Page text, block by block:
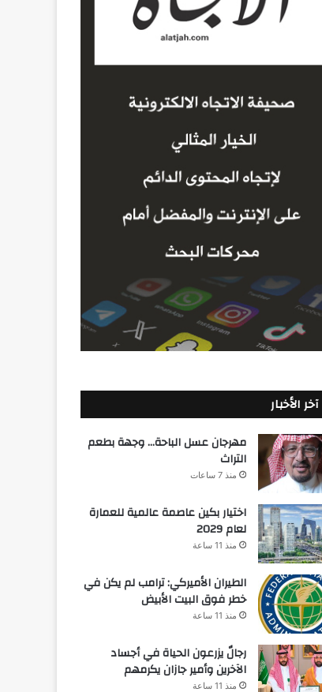
آخر الأخبار
مهرجان عسل الباحة… وجهة بطعم
التراث
منذ 7 ساعات
اختيار بكين عاصمة عالمية للعمارة
لعام 2029
منذ 11 ساعة
الطيران الأميركي: ترامب لم يكن في
خطر فوق البيت الأبيض
منذ 11 ساعة
رجالٌ يزرعون الحياة في أجساد
الآخرين وأمير جازان يكرمهم
منذ 11 ساعة